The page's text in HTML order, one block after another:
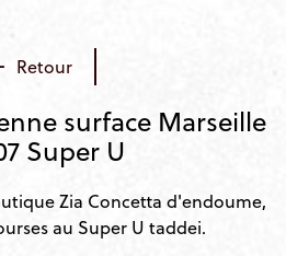
Retour
surface Marseille
Super U
Zia Concetta d'endoume,
au Super U taddei.